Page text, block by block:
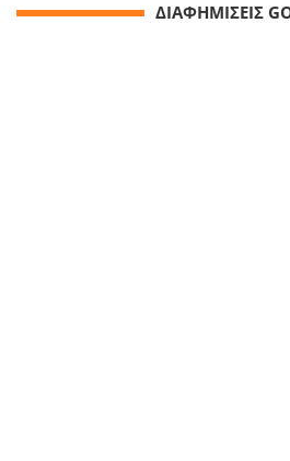
ΔΙΑΦΗΜΙΣΕΙΣ